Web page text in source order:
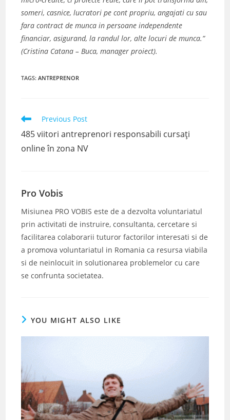
someri, casnice, lucratori pe cont propriu, angajati cu sau
fara contract de munca in persoane independente
financiar, asigurand, la randul lor, alte locuri de munca.”
(Cristina Catana – Buca, manager proiect).
TAGS:ANTREPRENOR
Read
articles
Previous Post
485 viitori antreprenori responsabili cursați
online în zona NV
Pro Vobis
Misiunea PRO VOBIS este de a dezvolta voluntariatul
prin activitati de instruire, consultanta, cercetare si
facilitarea colaborarii tuturor factorilor interesati si de
a promova voluntariatul in Romania ca resursa viabila
si de neinlocuit in solutionarea problemelor cu care
se confrunta societatea.
YOU MIGHT ALSO LIKE